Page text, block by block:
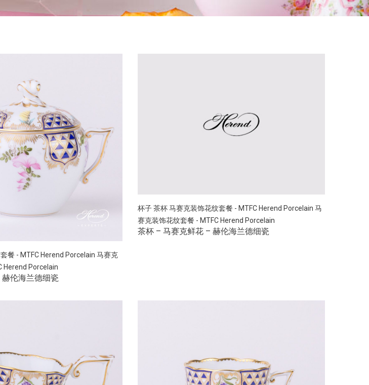
餐 - MTFC Herend Porcelain 马赛克
Herend Porcelain
伦海兰德细瓷
杯子茶杯马赛克装饰花纹套餐 - MTFC Herend Porcelain 马
赛克装饰花纹套餐 - MTFC Herend Porcelain
茶杯 – 马赛克鲜花 – 赫伦海兰德细瓷